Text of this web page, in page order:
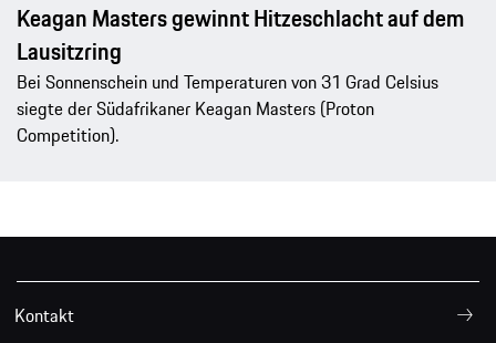
Keagan Masters gewinnt Hitzeschlacht auf dem
Lausitzring
Bei Sonnenschein und Temperaturen von 31 Grad Celsius
siegte der Südafrikaner Keagan Masters (Proton
Competition).
Kontakt